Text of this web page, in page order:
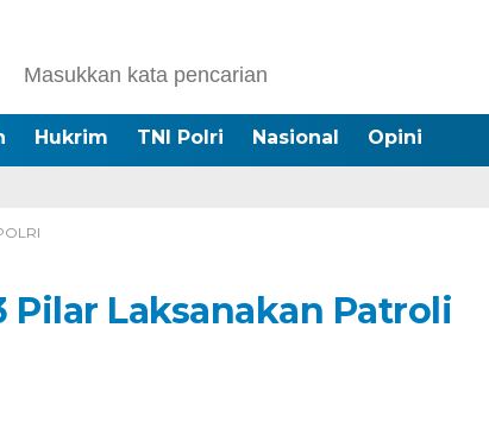
Hukrim TNI Polri Nasional Opini
Pilar Laksanakan Patroli